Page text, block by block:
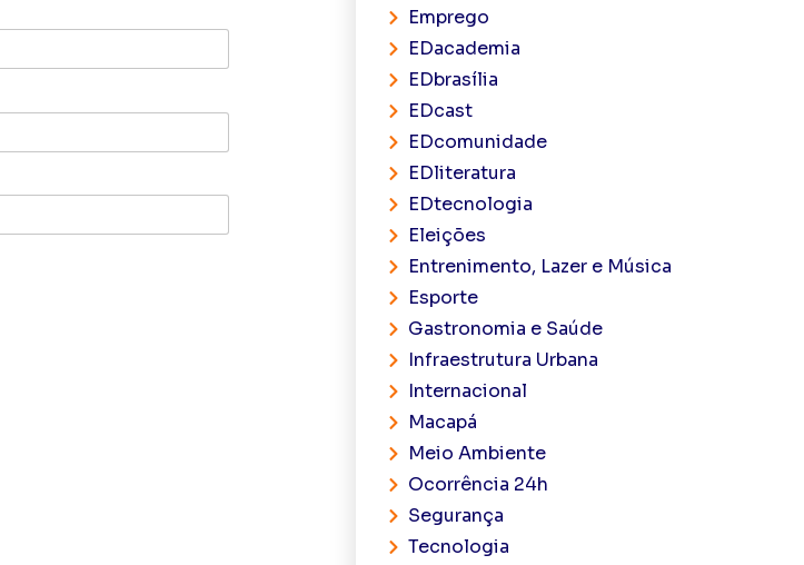
Emprego
EDacademia
EDbrasília
EDcast
EDcomunidade
EDliteratura
EDtecnologia
Eleições
Entrenimento, Lazer e Música
Esporte
Gastronomia e Saúde
Infraestrutura Urbana
Internacional
Macapá
Meio Ambiente
Ocorrência 24h
Segurança
Tecnologia